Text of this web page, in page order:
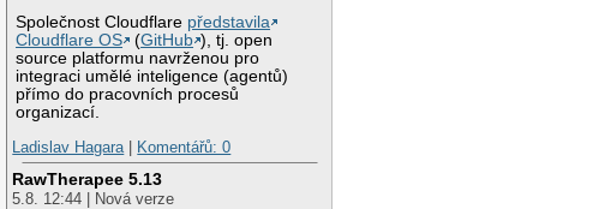
Společnost Cloudflare představila
Cloudflare OS
(GitHub ), tj. open
source platformu navrženou pro
integraci umělé inteligence (agentů)
přímo do pracovních procesů
organizací.
Ladislav Hagara| Komentářů: 0
RawTherapee 5.13
5.8. 12:44 | Nová verze